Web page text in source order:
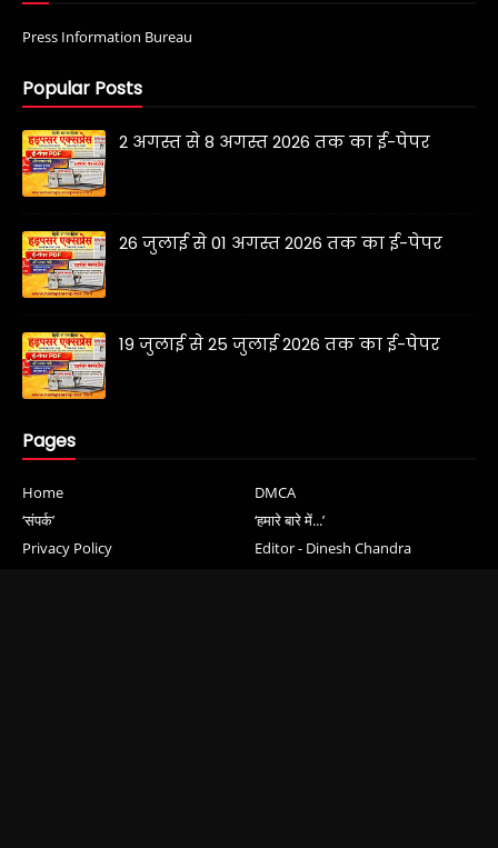
Press Information Bureau
Popular Posts
2 अगस्त से 8 अगस्त 2026 तक का ई-पेपर
26 जुलाई से 01 अगस्त 2026 तक का ई-पेपर
19 जुलाई से 25 जुलाई 2026 तक का ई-पेपर
Pages
Home
DMCA
‘संपर्क’
‘हमारे बारे में...’
Privacy Policy
Editor - Dinesh Chandra